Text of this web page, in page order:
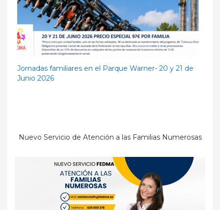
Jornadas familiares en el Parque Warner- 20 y 21 de
Junio 2026
Nuevo Servicio de Atención a las Familias Numerosas